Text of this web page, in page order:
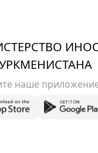
наше